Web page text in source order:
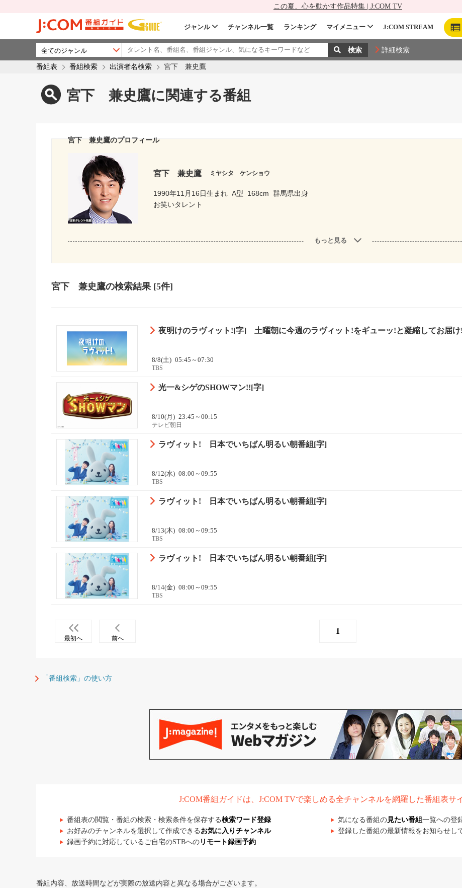
この夏、心を動かす作品特集 | J:COM TV
ジャンル チャンネル一覧 ランキング マイメニュー J:COM STREAM
詳細検索
番組表 番組検索 出演者名検索 宮下 兼史鷹
宮下 兼史鷹に関連する番組
宮下 兼史鷹のプロフィール
宮下 兼史鷹 ミヤシタ ケンショウ
1990年11月16日生まれ A型 168cm 群馬県出身
お笑いタレント
もっと見る
宮下 兼史鷹の検索結果 [5件]
夜明けのラヴィット![字] 土曜朝に今週のラヴィット!をギューッ!と凝縮してお届け!
8/8(土) 05:45～07:30
TBS
光一&シゲのSHOWマン!![字]
8/10(月) 23:45～00:15
テレビ朝日
ラヴィット! 日本でいちばん明るい朝番組[字]
8/12(水) 08:00～09:55
TBS
ラヴィット! 日本でいちばん明るい朝番組[字]
8/13(木) 08:00～09:55
TBS
ラヴィット! 日本でいちばん明るい朝番組[字]
8/14(金) 08:00～09:55
TBS
最初へ 前へ
1
「番組検索」の使い方
J:COM番組ガイドは、J:COM TVで楽しめる全チャンネルを網羅した番組表サ
番組表の閲覧・番組の検索・検索条件を保存する検索ワード登録 気になる番組の見たい番組 一覧への登
お好みのチャンネルを選択して作成できる お気に入りチャンネル 登録した番組の最新情報をお知らせし
録画予約に対応しているご自宅のSTBへの リモート録画予約
番組内容、放送時間などが実際の放送内容と異なる場合がございます。